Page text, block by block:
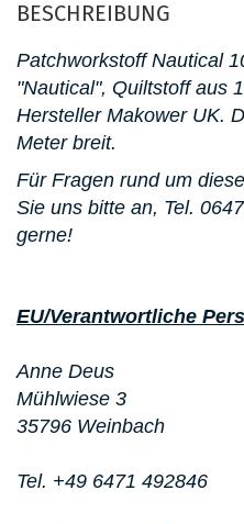
BESCHREIBUNG
Patchworkstoff Nautical
"Nautical", Quiltstoff aus
Hersteller Makower UK. D
Meter breit.
Für Fragen rund um
Sie uns bitte an, Tel.
gerne!
EU/Verantwortliche
Anne Deus
Mühlwiese 3
35796 Weinbach
Tel. +49 6471 492846